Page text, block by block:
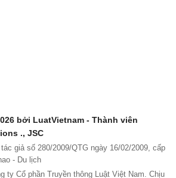
bởi LuatVietnam - Thành viên
., JSC
giả số 280/2009/QTG ngày 16/02/2009, cấp
- Du lịch
ty Cổ phần Truyền thông Luật Việt Nam. Chịu